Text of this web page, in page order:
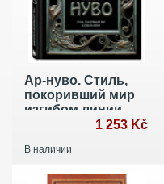
Ар-нуво. Стиль,
покоривший мир
изгибом линии.
Фундаментальный
главной книгой в
1 253 Kč
В наличии